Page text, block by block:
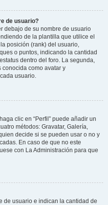
de usuario?
debajo de su nombre de usuario
de la plantilla que utilice el
posición (rank) del usuario,
o puntos, indicando la cantidad
dentro del foro. La segunda,
como avatar y
usuario.
clic en “Perfil” puede añadir un
métodos: Gravatar, Galería,
decide si se pueden usar o no y
En caso de que no este
con La Administración para que
de usuario e indican la cantidad de